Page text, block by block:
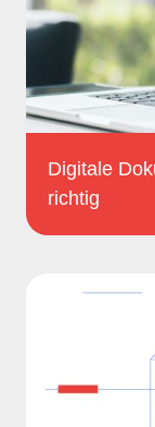
Digitale
richtig